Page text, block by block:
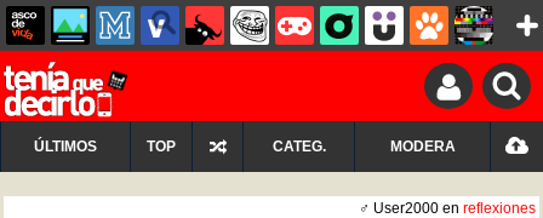
ÚLTIMOS TOP CATEG. MODERA
♂ User2000 en reflexiones